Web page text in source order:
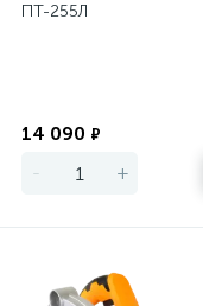
ПТ-255Л
14 090 ₽
- +